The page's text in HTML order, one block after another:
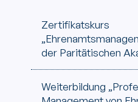
Zertifikatskurs
der Paritätischen
Weiterbildung